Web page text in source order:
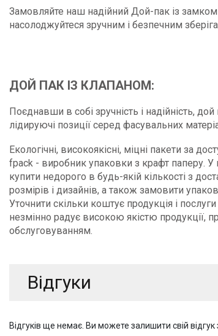
Замовляйте наш надійний Дой-пак із
насолоджуйтеся зручним і безпечним
ДОЙ ПАК ІЗ КЛАПАНОМ:
Поєднавши в собі зручність і надійність,
лідируючі позиції серед фасувальних
Екологічні, високоякісні, міцні пакети за
fpack - виробник упаковки з крафт паперу. У
купити недорого в будь-якій кількості з
розмірів і дизайнів, а також замовити
Уточнити скільки коштує продукція і
незмінно радує високою якістю продукції,
обслуговуванням.
Відгуки
Відгуків ще немає. Ви можете залишити свій